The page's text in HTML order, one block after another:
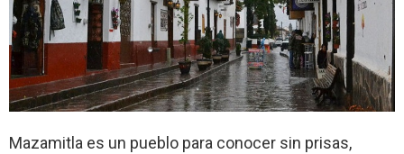
Mazamitla es un pueblo para conocer sin prisas,